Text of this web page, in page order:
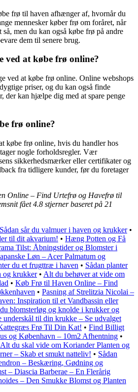
frø til haven afhænger af, hvornår du
mennesker køber frø om foråret, når
men du kan også købe frø på andre
dem til senere brug.
ved at købe frø online?
ved at købe frø online. Online webshops
priser, og du kan også finde
der kan hjælpe dig med at spare penge
frø online?
købe frø online, hvis du handler hos
nogle forholdsregler. Vær
sikkerhedsmærker eller certifikater og
fra tidligere kunder, før du foretager
Online – Find Urtefrø og Havefrø til
fået4.8 stjerner baseret på 21
Sådan sår du valmuer i haven og krukker•
til dit akvarium! • Hæng Potten og Få
Tilst: Åbningstider og Blomster i
Løn – Acer Palmatum og
du et frugttræ i haven • Sådan planter
og krukker• Alt du behøver at vide om
• Køb Frø til Haven Online – Find
• Pasning af Strelitzia Nicolai –
Inspiration til et Vandbassin eller
blomsterløg og knolde i krukker og
underskål til din krukke – Se udvalget
Frø Til Din Kat! • Find Billigt
og København – 10m2 Afhentning •
du skal vide om Koriander Planten og
– Skab et smukt natteliv! • Sådan
– Beskæring, Gødning og
– Diascia Barberae – En Flerårig
– Den Smukke Blomst og Planten